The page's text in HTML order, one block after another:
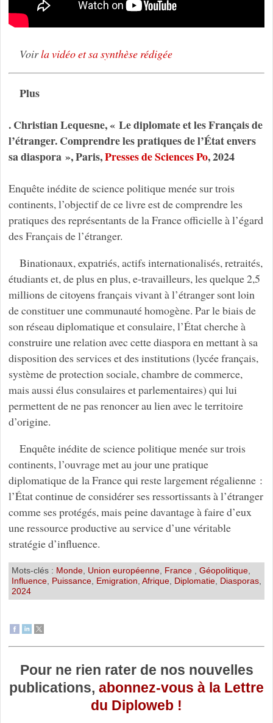
Voirla vidéo et sa synthèse rédigée
Plus
. Christian Lequesne, « Le diplomate et les Français de
l’étranger. Comprendre les pratiques de l’État envers
sa diaspora », Paris,Presses de Sciences Po, 2024
Enquête inédite de science politique menée sur trois
continents, l’objectif de ce livre est de comprendre les
pratiques des représentants de la France officielle à l’égard
des Français de l’étranger.
Binationaux, expatriés, actifs internationalisés, retraités,
étudiants et, de plus en plus, e-travailleurs, les quelque 2,5
millions de citoyens français vivant à l’étranger sont loin
de constituer une communauté homogène. Par le biais de
son réseau diplomatique et consulaire, l’État cherche à
construire une relation avec cette diaspora en mettant à sa
disposition des services et des institutions (lycée français,
système de protection sociale, chambre de commerce,
mais aussi élus consulaires et parlementaires) qui lui
permettent de ne pas renoncer au lien avec le territoire
d’origine.
Enquête inédite de science politique menée sur trois
continents, l’ouvrage met au jour une pratique
diplomatique de la France qui reste largement régalienne :
l’État continue de considérer ses ressortissants à l’étranger
comme ses protégés, mais peine davantage à faire d’eux
une ressource productive au service d’une véritable
stratégie d’influence.
Mots-clés : Monde, Union européenne, France Géopolitique,
Influence, Puissance, Emigration Afrique, Diplomatie, Diasporas,
2024
Pour ne rien rater de nos nouvelles
publications, abonnez-vous à la Lettre
du Diploweb !